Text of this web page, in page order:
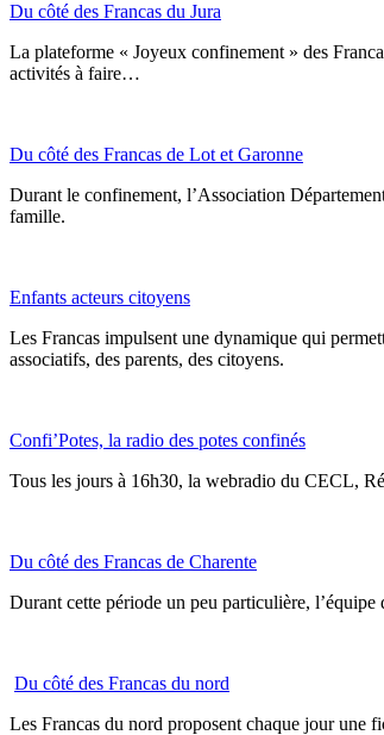
Du côté des Francas du Jura
La plateforme « Joyeux confinement » des
activités à faire…
Du côté des Francas de Lot et Garonne
Durant le confinement, l’Association
famille.
Enfants acteurs citoyens
Les Francas impulsent une dynamique qui
associatifs, des parents, des citoyens.
Confi’Potes, la radio des potes confinés
Tous les jours à 16h30, la webradio du CECL,
Du côté des Francas de Charente
Durant cette période un peu particulière,
Du côté des Francas du nord
Les Francas du nord proposent chaque jour une